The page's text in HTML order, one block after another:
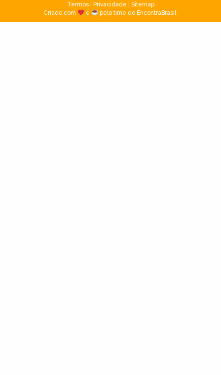
Termos| Privacidade
Sitemap
Criado com
e pelo time do EncontraBrasil